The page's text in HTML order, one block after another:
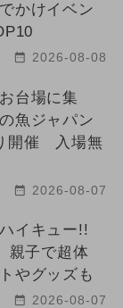
かけイベン
2026-08-08
台場に集
魚ジャパン
開催 入場無
2026-08-07
イキュー!!
親子で超体
やグッズも
2026-08-07